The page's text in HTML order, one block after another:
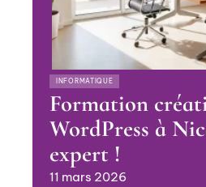
INFORMATIQUE
Formation
WordPress à
expert !
11 mars 2026